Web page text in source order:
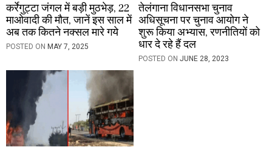
कर्रेगुट्टा जंगल में बड़ी मुठभेड़, 22
माओवादी की मौत, जानें इस साल में
अब तक कितने नक्सल मारे गये
POSTED ON MAY 7, 2025
तेलंगाना विधानसभा चुनाव
अधिसूचना पर चुनाव आयोग ने
शुरू किया अभ्यास, रणनीतियों को
धार दे रहे हैं दल
POSTED ONJUNE 28, 2023